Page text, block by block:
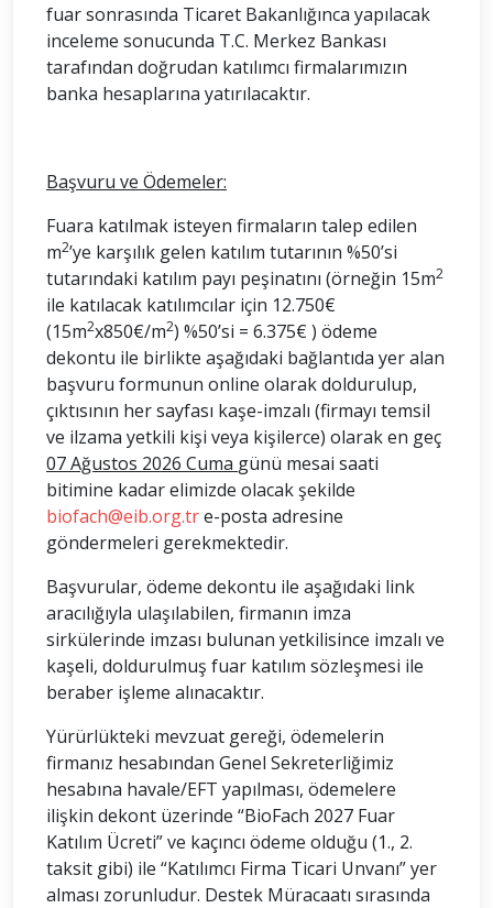
fuar sonrasında Ticaret Bakanlığınca yapılacak
inceleme sonucunda T.C. Merkez Bankası
tarafından doğrudan katılımcı firmalarımızın
banka hesaplarına yatırılacaktır.
Başvuru ve Ödemeler:
Fuara katılmak isteyen firmaların talep edilen
m2’ye karşılık gelen katılım tutarının %50’si
tutarındaki katılım payı peşinatını (örneğin 15m2
ile katılacak katılımcılar için 12.750€
(15m2x850€/m2) %50’si = 6.375€ ) ödeme
dekontu ile birlikte aşağıdaki bağlantıda yer alan
başvuru formunun online olarak doldurulup,
çıktısının her sayfası kaşe-imzalı (firmayı temsil
ve ilzama yetkili kişi veya kişilerce) olarak en geç
07 Ağustos 2026 Cuma günü mesai saati
bitimine kadar elimizde olacak şekilde
biofach@eib.org.tre-posta adresine
göndermeleri gerekmektedir.
Başvurular, ödeme dekontu ile aşağıdaki link
aracılığıyla ulaşılabilen, firmanın imza
sirkülerinde imzası bulunan yetkilisince imzalı ve
kaşeli, doldurulmuş fuar katılım sözleşmesi ile
beraber işleme alınacaktır.
Yürürlükteki mevzuat gereği, ödemelerin
firmanız hesabından Genel Sekreterliğimiz
hesabına havale/EFT yapılması, ödemelere
ilişkin dekont üzerinde “BioFach 2027 Fuar
Katılım Ücreti” ve kaçıncı ödeme olduğu (1., 2.
taksit gibi) ile “Katılımcı Firma Ticari Unvanı” yer
alması zorunludur. Destek Müracaatı sırasında